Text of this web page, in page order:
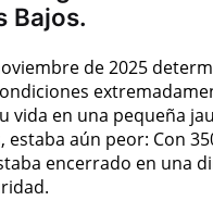
Bajos.
de 2025
vida en una pequeña
estaba aún peor: Con
encerrado en una